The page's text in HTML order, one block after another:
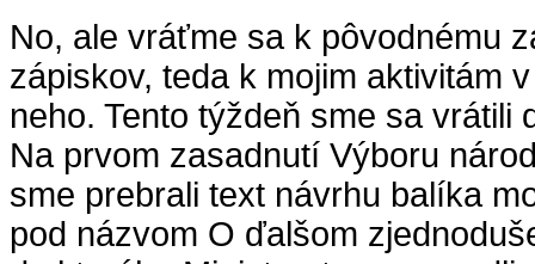
No, ale vráťme sa k pôvodnému
zápiskov, teda k mojim aktivitám
neho. Tento týždeň sme sa vrátili
Na prvom zasadnutí Výboru
sme prebrali text návrhu balíka
pod názvom O ďalšom